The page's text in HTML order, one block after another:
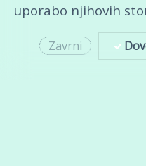
uporabo njihovih
Zavrni